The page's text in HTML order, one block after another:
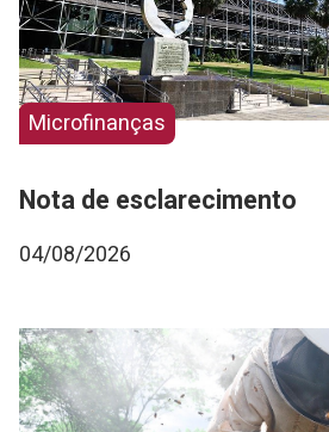
Microfinanças
Nota de esclarecimento
04/08/2026